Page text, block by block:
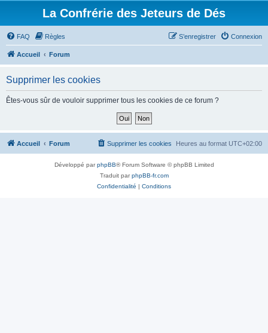
La Confrérie des Jeteurs de Dés
FAQ Règles Connexion
S’enregistrer
Accueil Forum
Supprimer les cookies
Êtes-vous sûr de vouloir supprimer tous les cookies de ce forum ?
Accueil Forum Heures au format UTC+02:00
Supprimer les cookies
Développé parphpBB® Forum Software © phpBB Limited
Traduit parphpBB-fr.com
Confidentialité | Conditions